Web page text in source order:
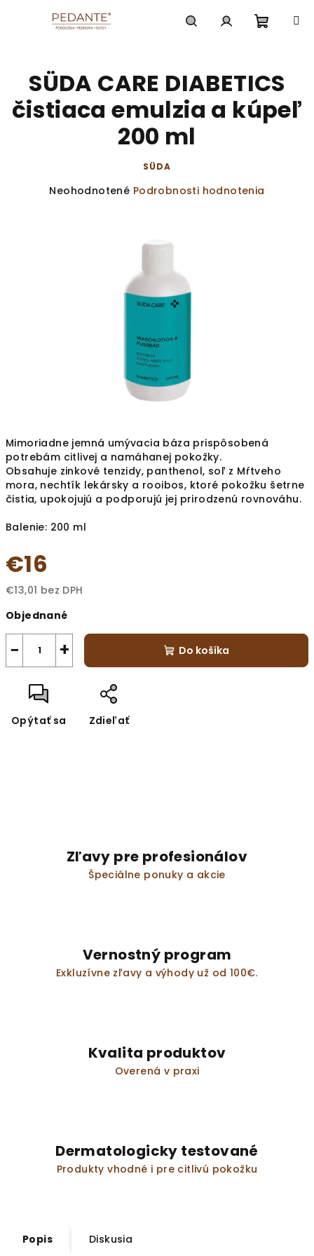
košík
Mimoriadne jemná umývacia báza prispôsobená
potrebám citlivej a namáhanej pokožky.
Obsahuje zinkové tenzidy, panthenol, soľ z Mŕtveho
mora, nechtík lekársky a rooibos, ktoré pokožku šetrne
čistia, upokojujú a podporujú jej prirodzenú rovnováhu.
Balenie: 200 ml
€16
€13,01 bez DPH
cena:
Objednané
+
− Do košíka
Opýtať sa Zdieľať
SÜDA CARE DIABETICS
čistiaca emulzia a kúpeľ
200 ml
SÜDA
Priemerné
Neohodnotené Podrobnosti hodnotenia
Zľavy pre profesionálov
Špeciálne ponuky a akcie
Vernostný program
Exkluzívne zľavy a výhody už od 100€.
Kvalita produktov
Overená v praxi
Dermatologicky testované
Produkty vhodné i pre citlivú pokožku
Popis Diskusia